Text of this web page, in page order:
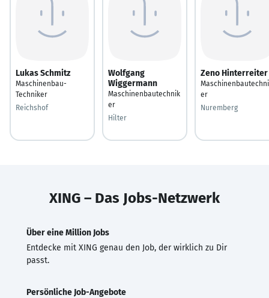
Lukas Schmitz
Maschinenbau-
Techniker
Reichshof
Wolfgang
Wiggermann
Maschinenbautechnik
er
Hilter
Zeno Hinterreiter
er
Nuremberg
XING – Das Jobs-Netzwerk
Über eine Million Jobs
Entdecke mit XING genau den Job, der wirklich zu Dir
passt.
Persönliche Job-Angebote